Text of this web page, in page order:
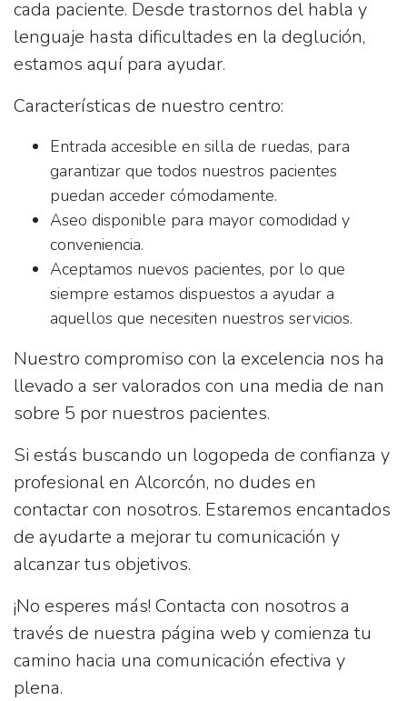
cada paciente. Desde trastornos del habla y
lenguaje hasta dificultades en la deglución,
estamos aquí para ayudar.
Características de nuestro centro:
Entrada accesible en silla de ruedas, para
garantizar que todos nuestros pacientes
puedan acceder cómodamente.
Aseo disponible para mayor comodidad y
conveniencia.
Aceptamos nuevos pacientes, por lo que
siempre estamos dispuestos a ayudar a
aquellos que necesiten nuestros servicios.
Nuestro compromiso con la excelencia nos ha
llevado a ser valorados con una media de nan
sobre 5 por nuestros pacientes.
Si estás buscando un logopeda de confianza y
profesional en Alcorcón, no dudes en
contactar con nosotros. Estaremos encantados
de ayudarte a mejorar tu comunicación y
alcanzar tus objetivos.
¡No esperes más! Contacta con nosotros a
través de nuestra página web y comienza tu
camino hacia una comunicación efectiva y
plena.